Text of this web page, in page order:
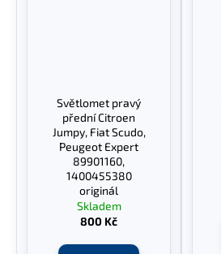
Světlomet pravý
přední Citroen
Jumpy, Fiat Scudo,
Peugeot Expert
89901160,
1400455380
originál
Skladem
800 Kč